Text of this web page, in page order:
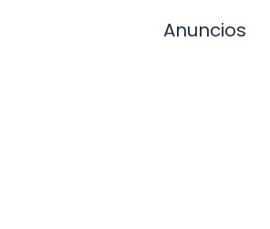
Anuncios